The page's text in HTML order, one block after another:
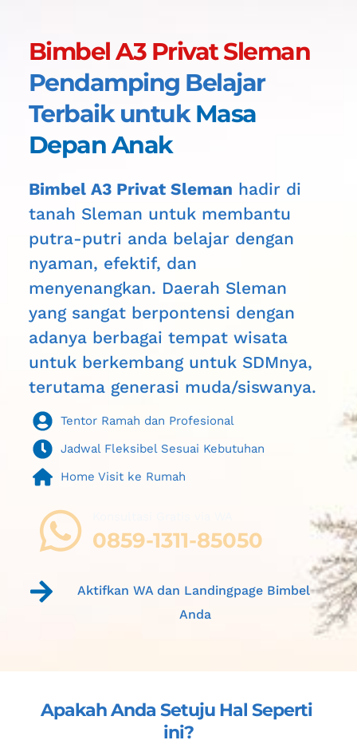
Pendamping Belajar
Terbaik untuk Masa
Depan Anak
Bimbel A3 Privat Sleman hadir di
tanah Sleman untuk membantu
putra-putri anda belajar dengan
nyaman, efektif, dan
menyenangkan. Daerah Sleman
yang sangat berpontensi dengan
adanya berbagai tempat wisata
untuk berkembang untuk SDMnya,
terutama generasi muda/siswanya.
Tentor Ramah dan Profesional
Jadwal Fleksibel Sesuai Kebutuhan
Home Visit ke Rumah
0859-1311-85050
Aktifkan WA dan Landingpage Bimbel
Anda
Apakah Anda Setuju Hal Seperti
ini?